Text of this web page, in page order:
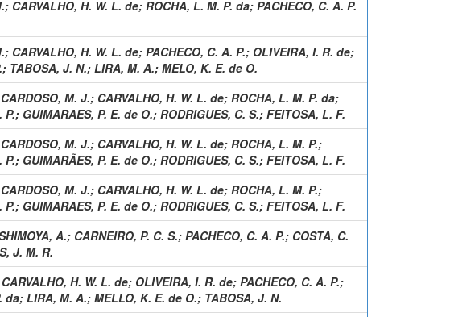
; CARVALHO, H. W. L. de; ROCHA, L. M. P. da; PACHECO, C. A. P.
; CARVALHO, H. W. L. de; PACHECO, C. A. P.; OLIVEIRA, I. R. de;
; TABOSA, J. N.; LIRA, M. A.; MELO, K. E. de O.
CARDOSO, M. J.; CARVALHO, H. W. L. de; ROCHA, L. M. P. da;
P.; GUIMARAES, P. E. de O.; RODRIGUES, C. S.; FEITOSA, L. F.
CARDOSO, M. J.; CARVALHO, H. W. L. de; ROCHA, L. M. P.;
P.; GUIMARÃES, P. E. de O.; RODRIGUES, C. S.; FEITOSA, L. F.
CARDOSO, M. J.; CARVALHO, H. W. L. de; ROCHA, L. M. P.;
P.; GUIMARAES, P. E. de O.; RODRIGUES, C. S.; FEITOSA, L. F.
A.; CARNEIRO, P. C. S.; PACHECO, C. A. P.; COSTA, C.
J. M. R.
CARVALHO, H. W. L. de; OLIVEIRA, I. R. de; PACHECO, C. A. P.;
da; LIRA, M. A.; MELLO, K. E. de O.; TABOSA, J. N.